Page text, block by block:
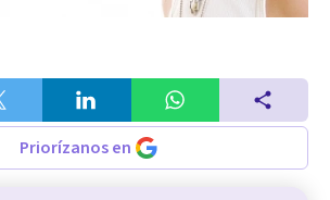
Priorízanos en